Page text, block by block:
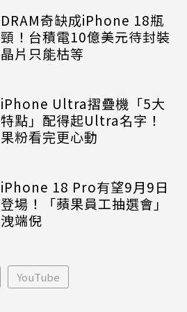
DRAM奇缺成iPhone 18瓶
頸！台積電10億美元待封裝
晶片只能枯等
iPhone Ultra摺疊機「5大
特點」配得起Ultra名字！
果粉看完更心動
iPhone 18 Pro有望9月9日
登場！「蘋果員工抽選會」
洩端倪
YouTube